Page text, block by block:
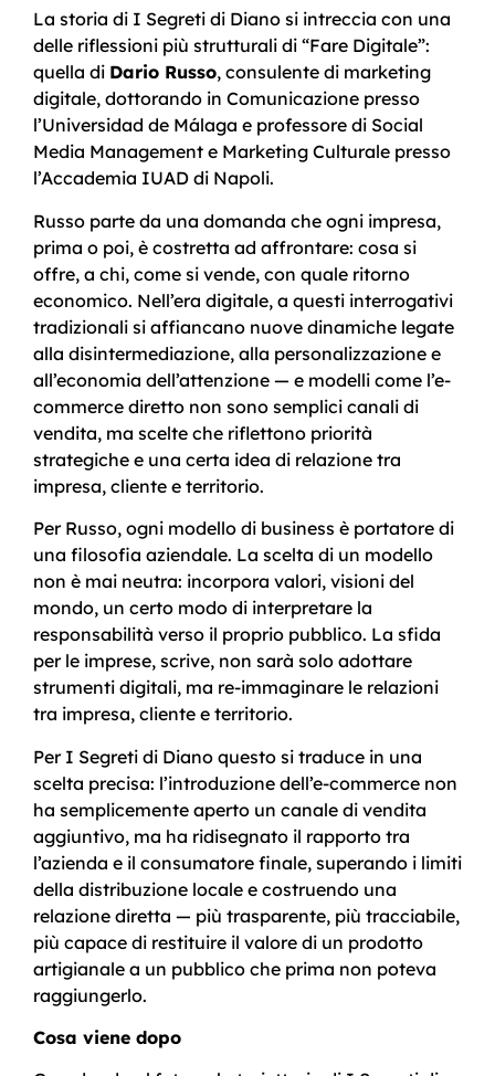
La storia di I Segreti di Diano si intreccia con una
delle riflessioni più strutturali di “Fare Digitale”:
quella di Dario Russo, consulente di marketing
digitale, dottorando in Comunicazione presso
l’Universidad de Málaga e professore di Social
Media Management e Marketing Culturale presso
l’Accademia IUAD di Napoli.
Russo parte da una domanda che ogni impresa,
prima o poi, è costretta ad affrontare: cosa si
offre, a chi, come si vende, con quale ritorno
economico. Nell’era digitale, a questi interrogativi
tradizionali si affiancano nuove dinamiche legate
alla disintermediazione, alla personalizzazione e
all’economia dell’attenzione — e modelli come l’e-
commerce diretto non sono semplici canali di
vendita, ma scelte che riflettono priorità
strategiche e una certa idea di relazione tra
impresa, cliente e territorio.
Per Russo, ogni modello di business è portatore di
una filosofia aziendale. La scelta di un modello
non è mai neutra: incorpora valori, visioni del
mondo, un certo modo di interpretare la
responsabilità verso il proprio pubblico. La sfida
per le imprese, scrive, non sarà solo adottare
strumenti digitali, ma re-immaginare le relazioni
tra impresa, cliente e territorio.
Per I Segreti di Diano questo si traduce in una
scelta precisa: l’introduzione dell’e-commerce non
ha semplicemente aperto un canale di vendita
aggiuntivo, ma ha ridisegnato il rapporto tra
l’azienda e il consumatore finale, superando i limiti
della distribuzione locale e costruendo una
relazione diretta — più trasparente, più tracciabile,
più capace di restituire il valore di un prodotto
artigianale a un pubblico che prima non poteva
raggiungerlo.
Cosa viene dopo